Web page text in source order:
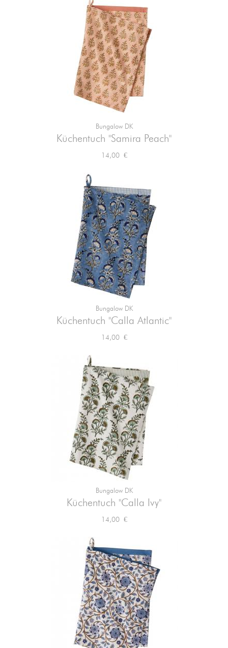
Bungalow DK
Küchentuch "Samira Peach"
Preis
14,00 €
Bungalow DK
Küchentuch "Calla Atlantic"
Preis
14,00 €
Bungalow DK
Küchentuch "Calla Ivy"
Preis
14,00 €